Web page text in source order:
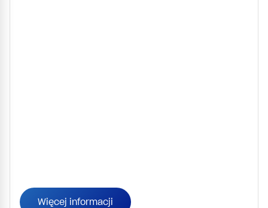
Więcej informacji